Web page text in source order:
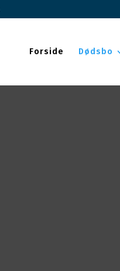
Forside Dødsbo